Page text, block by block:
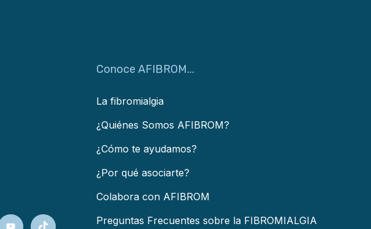
Conoce AFIBROM...
La fibromialgia
¿Quiénes Somos AFIBROM?
¿Cómo te ayudamos?
¿Por qué asociarte?
Colabora con AFIBROM
Preguntas Frecuentes sobre la FIBROMIALGIA